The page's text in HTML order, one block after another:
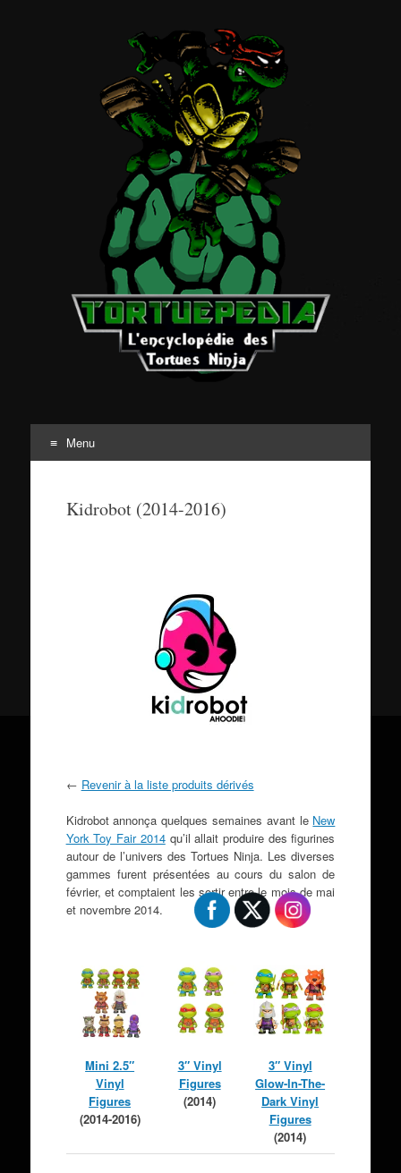
Menu
contenuKidrobot (2014-2016)
← Revenir à la liste produits dérivés
Kidrobot annonça quelques semaines avant le New
York Toy Fair 2014qu’il allait produire des figurines
autour de l’univers des Tortues Ninja. Les diverses
gammes furent présentées au cours du salon de
février, et comptaient les sortir entre le mois de mai
et novembre 2014.
Mini 2.5″
Vinyl
Figures
(2014-2016)
3″ Vinyl
Figures
(2014)
3″ Vinyl
Glow-In-The-
Dark Vinyl
Figures
(2014)